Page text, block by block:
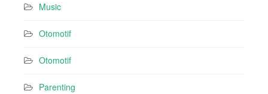
Music
Otomotif
Otomotif
Parenting